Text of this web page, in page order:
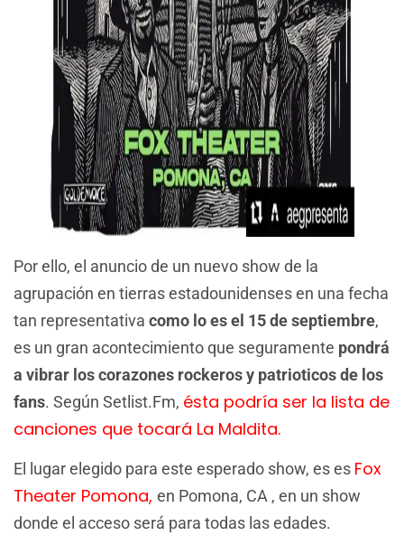
Por ello, el anuncio de un nuevo show de la
agrupación en tierras estadounidenses en una fecha
tan representativa como lo es el 15 de septiembre,
es un gran acontecimiento que seguramente pondrá
a vibrar los corazones rockeros y patrioticos de los
fans. Según Setlist.Fm, ésta podría ser la lista de
canciones que tocará La Maldita.
El lugar elegido para este esperado show, es es Fox
Theater Pomona, en Pomona, CA , en un show
donde el acceso será para todas las edades.